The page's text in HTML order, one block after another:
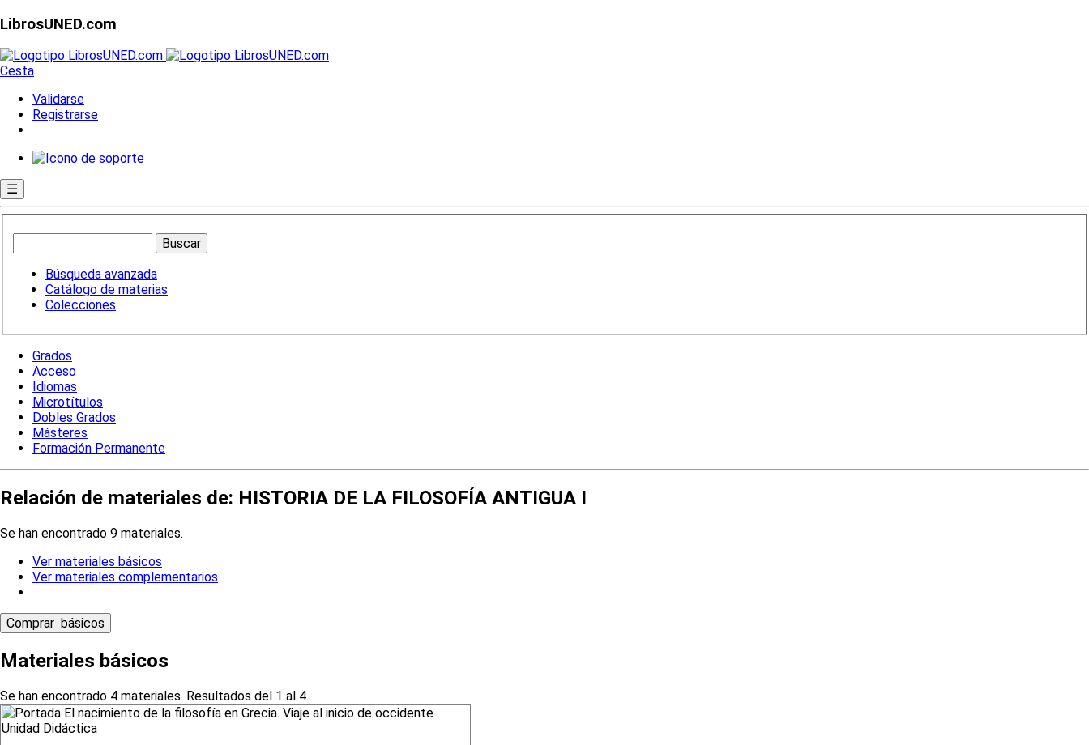
LibrosUNED.com
Cesta
Validarse
Registrarse
☰
Búsqueda avanzada
Catálogo de materias
Colecciones
Grados
Acceso
Idiomas
Microtítulos
Dobles Grados
Másteres
Formación Permanente
Relación de materiales de: HISTORIA DE LA FILOSOFÍA ANTIGUA I
Se han encontrado 9 materiales.
Ver materiales básicos
Ver materiales complementarios
Materiales básicos
Se han encontrado 4 materiales. Resultados del 1 al 4.
Unidad Didáctica